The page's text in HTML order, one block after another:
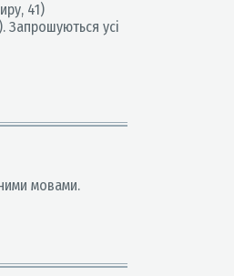
41)
Запрошуються усі
мовами.